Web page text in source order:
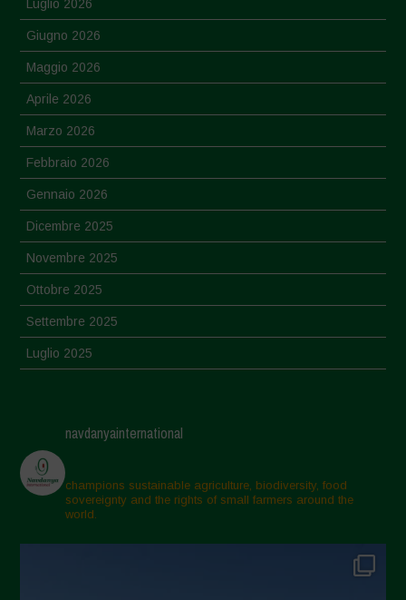
Luglio 2026
Giugno 2026
Maggio 2026
Aprile 2026
Marzo 2026
Febbraio 2026
Gennaio 2026
Dicembre 2025
Novembre 2025
Ottobre 2025
Settembre 2025
Luglio 2025
Aprile 2025
Marzo 2025
Febbraio 2025
Gennaio 2025
navdanyainternational
champions sustainable agriculture, biodiversity, food
sovereignty and the rights of small farmers around the
world.